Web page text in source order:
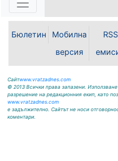
ул.”Освобождение”№
krivodol@dir.bg
основание чл. 8, ал. 4,
7 от ЗОС; чл. 92, ал. 1...
Бюлетин
Мобилна
версия
RSS
Сайтwww.vratzadnes.com
© 2013 Всички права запазени.
разрешение на редакционния екип, като
www.vratzadnes.com
е задължително. Сайтът не носи
коментари.